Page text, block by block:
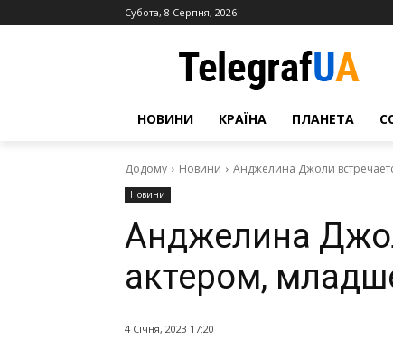
Субота, 8 Серпня, 2026
НОВИНИ КРАЇНА ПЛАНЕТА
Додому Новини Анджелина Джоли
Новини
Анджелина
актером,
4 Січня, 2023 17:20